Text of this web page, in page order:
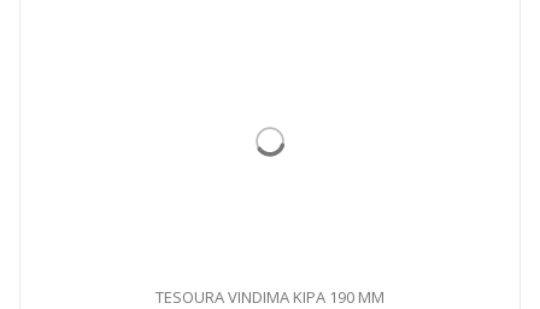
TESOURA VINDIMA KIPA 190 MM